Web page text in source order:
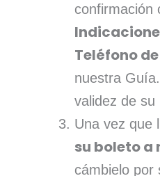
confirmación
Teléfono
nuestra
validez de su
Una vez que
su boleto a
cámbielo por